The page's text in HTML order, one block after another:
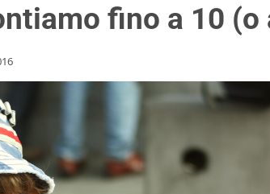
fino a 10 (o